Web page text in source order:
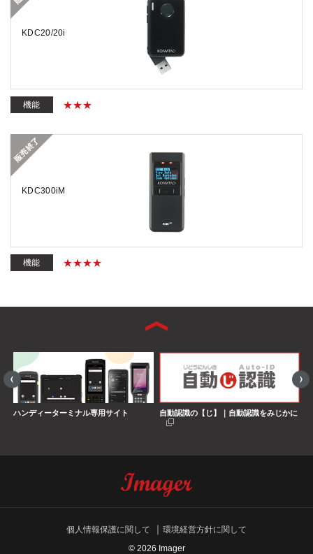
KDC20/20i
機能
KDC300iM
機能
ハンディーターミナル専用サイト 自動認識の【じ】｜自動認識をみじかに
個人情報保護に関して
環境経営方針に関して
© 2026 Imager